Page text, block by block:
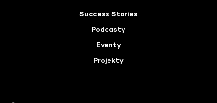
Success Stories
Podcasty
Eventy
Projekty